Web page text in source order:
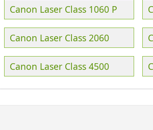
Canon Laser Class 1060 P
Canon Laser Class 2060
Canon Laser Class 4500